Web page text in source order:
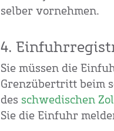
selber vornehmen.
4.
Sie müssen die
Grenzübertritt beim
des schwedischen
Sie die Einfuhr